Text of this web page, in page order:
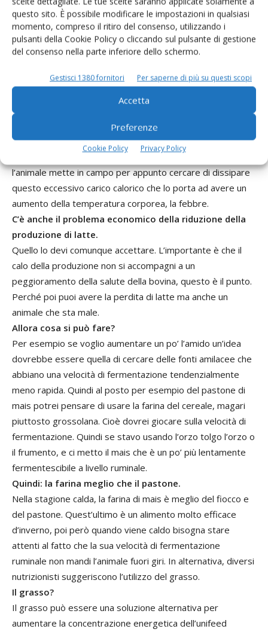
questo sito. È possibile modificare le impostazioni in qualsiasi
momento, compreso il ritiro del consenso, utilizzando i
pulsanti della Cookie Policy o cliccando sul pulsante di gestione
del consenso nella parte inferiore dello schermo.
Gestisci 1380 fornitori Per saperne di più su questi scopi
Accetta
Preferenze
Cookie Policy Privacy Policy
per quanto riguarda il rischio acidosi.
E se per di più non abbiamo neppure un unifeed
uniforme…
all’aria. Se propongo un unifeed fatto male, che l’animale
separa, la vacca mangia soprattutto il concentrato e si va
ancora di più in un’area di rischio acidosi ruminale. Quindi
unifeed uniforme, ma questo vale sempre. Quello che
dobbiamo accettare è che comunque un calo
dell’ingestione ci sia. È una delle tra virgolette difese che
l’animale mette in campo per appunto cercare di dissipare
questo eccessivo carico calorico che lo porta ad avere un
aumento della temperatura corporea, la febbre.
C’è anche il problema economico della riduzione della
produzione di latte.
Quello lo devi comunque accettare. L’importante è che il
calo della produzione non si accompagni a un
peggioramento della salute della bovina, questo è il punto.
Perché poi puoi avere la perdita di latte ma anche un
animale che sta male.
Allora cosa si può fare?
Per esempio se voglio aumentare un po’ l’amido un’idea
dovrebbe essere quella di cercare delle fonti amilacee che
abbiano una velocità di fermentazione tendenzialmente
meno rapida. Quindi al posto per esempio del pastone di
mais potrei pensare di usare la farina del cereale, magari
piuttosto grossolana. Cioè dovrei giocare sulla velocità di
fermentazione. Quindi se stavo usando l’orzo tolgo l’orzo o
il frumento, e ci metto il mais che è un po’ più lentamente
fermentescibile a livello ruminale.
Quindi: la farina meglio che il pastone.
Nella stagione calda, la farina di mais è meglio del fiocco e
del pastone. Quest’ultimo è un alimento molto efficace
d’inverno, poi però quando viene caldo bisogna stare
attenti al fatto che la sua velocità di fermentazione
ruminale non mandi l’animale fuori giri. In alternativa, diversi
nutrizionisti suggeriscono l’utilizzo del grasso.
Il grasso?
Il grasso può essere una soluzione alternativa per
aumentare la concentrazione energetica dell’unifeed